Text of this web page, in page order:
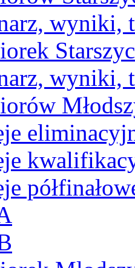
wyniki,
wyniki,